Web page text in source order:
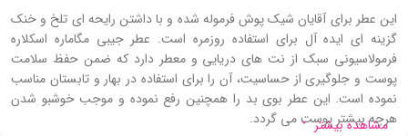
این عطر برای آقایان شیک پوش فرموله شده و با داشتن رایحه ای تلخ و خنک
گزینه ای ایده آل برای استفاده روزمره است. عطر جیبی مگاماره اسکلاره
فرمولاسیونی سبک از نت های دریایی و معطر دارد که ضمن حفظ سلامت
پوست و جلوگیری از حساسیت، آن را برای استفاده در بهار و تابستان مناسب
نموده است. این عطر بوی بد را همچنین رفع نموده و موجب خوشبو شدن
هرچه بیشتر پوست می گردد.
مشاهده بیشتر